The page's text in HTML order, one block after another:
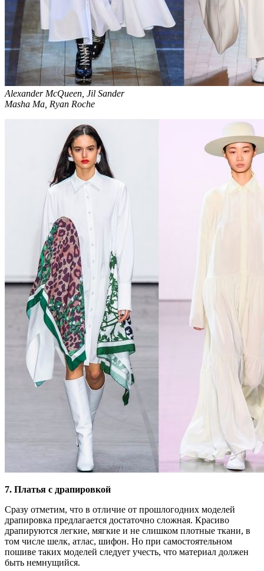
Alexander McQueen, Jil Sander
Masha Ma, Ryan Roche
7. Платья с драпировкой
Сразу отметим, что в отличие от прошлогодних моделей
драпировка предлагается достаточно сложная. Красиво
драпируются легкие, мягкие и не слишком плотные ткани, в
том числе шелк, атлас, шифон. Но при самостоятельном
пошиве таких моделей следует учесть, что материал должен
быть немнущийся.